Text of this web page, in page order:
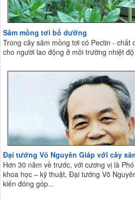
Sâm mồng tơi bổ dưỡng
Trong cây sâm mồng tơi có Pectin - chất
cho người lao động ở môi trường nhiệt
Đại tướng Võ Nguyên Giáp với cây
Hơn 30 năm về trước, với cương vị là
khoa học – kỹ thuật, Đại tướng Võ
kiến đóng góp...